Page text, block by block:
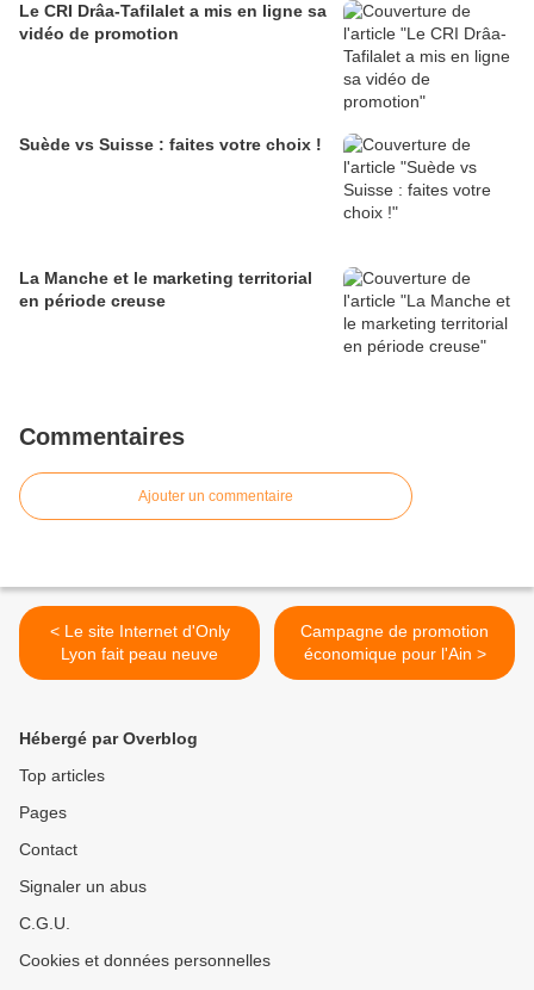
Le CRI Drâa-Tafilalet a mis en ligne sa
vidéo de promotion
Suède vs Suisse : faites votre choix !
La Manche et le marketing territorial
en période creuse
Commentaires
Ajouter un commentaire
< Le site Internet d'Only
Lyon fait peau neuve
Campagne de promotion
économique pour l'Ain >
Hébergé par Overblog
Top articles
Pages
Contact
Signaler un abus
C.G.U.
Cookies et données personnelles